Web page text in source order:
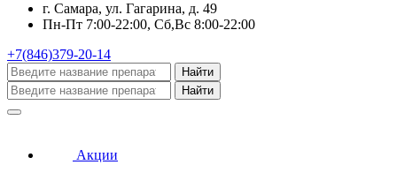
г. Самара, ул. Гагарина, д. 49
Пн-Пт 7:00-22:00, Сб,Вс 8:00-22:00
+7(846)379-20-14
Найти
Найти
Акции